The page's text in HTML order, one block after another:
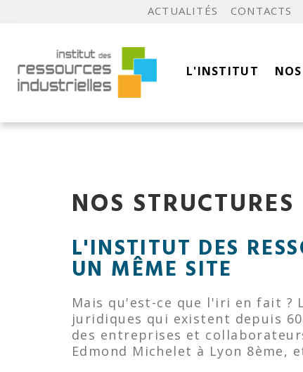
ACTUALITÉS CONTACTS
L'INSTITUT
NOS STRUCTURES
L'INSTITUT DES
UN MÊME SITE
Mais qu'est-ce que l'iri en fait
juridiques qui existent depuis
des entreprises et
Edmond Michelet à Lyon 8ème,